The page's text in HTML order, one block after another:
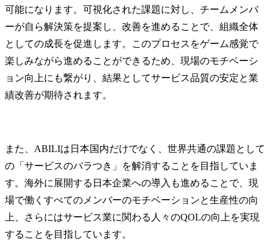
①「異業種からの転向！
元店長たちが推進するサ
ービス業のDXとプロダク
ト開発」
https://note.com/clipline/n/n
a35913ad3bf2?
7f7
カスタマーサクセスの
肝」
https://note.com/clipline/n/n
e3bbe1fa4571?
magazine_key=m394e1e59a
7f7
可能になります。可視化された課題に対し、チームメンバ
ーが自ら解決策を提案し、改善を進めることで、組織全体
としての成長を促進します。このプロセスをゲーム感覚で
楽しみながら進めることができるため、現場のモチベーシ
ョン向上にも繋がり、結果としてサービス品質の安定と業
績改善が期待されます。
また、ABILIは日本国内だけでなく、世界共通の課題として
の「サービスのバラつき」を解消することを目指していま
す。海外に展開する日本企業への導入も進めることで、現
場で働くすべてのメンバーのモチベーションと生産性の向
上、さらにはサービス業に関わる人々のQOLの向上を実現
することを目指しています。